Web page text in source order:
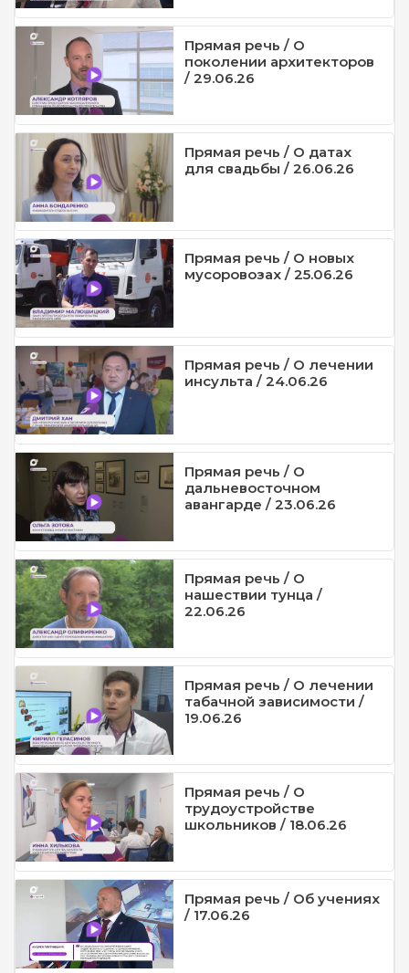
Прямая речь / О
поколении архитекторов
/ 29.06.26
Прямая речь / О датах
для свадьбы / 26.06.26
Прямая речь / О новых
мусоровозах / 25.06.26
Прямая речь / О лечении
инсульта / 24.06.26
Прямая речь / О
дальневосточном
авангарде / 23.06.26
Прямая речь / О
нашествии тунца /
22.06.26
Прямая речь / О лечении
табачной зависимости /
19.06.26
Прямая речь / О
трудоустройстве
школьников / 18.06.26
Прямая речь / Об учениях
/ 17.06.26